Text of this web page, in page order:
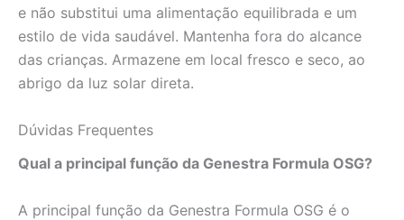
e não substitui uma alimentação equilibrada e um
estilo de vida saudável. Mantenha fora do alcance
das crianças. Armazene em local fresco e seco, ao
abrigo da luz solar direta.
Dúvidas Frequentes
Qual a principal função da Genestra Formula OSG?
A principal função da Genestra Formula OSG é o